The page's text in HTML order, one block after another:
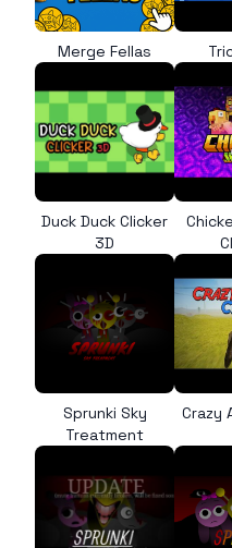
Merge Fellas
Duck Duck Clicker
3D
Sprunki Sky
Treatment
Crazy